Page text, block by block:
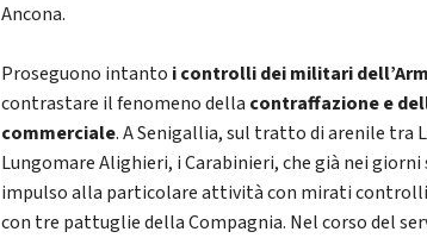
Ancona.
Proseguono intanto i controlli dei militari
contrastare il fenomeno della contraffazione e
commerciale. A Senigallia, sul tratto di arenile tra
Lungomare Alighieri, i Carabinieri, che già nei giorni
impulso alla particolare attività con mirati
con tre pattuglie della Compagnia. Nel corso del